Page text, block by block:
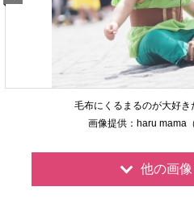
毛布にくるまるのが大好
画像提供：haru mama
他の画